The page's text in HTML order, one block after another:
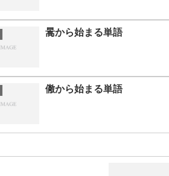
暠から始まる単語
僘から始まる単語